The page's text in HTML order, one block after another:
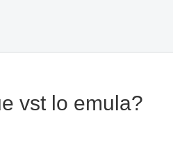
vst lo emula?